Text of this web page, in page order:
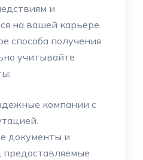
и
на вашей карьере.
способа получения
учитывайте
компании с
документы и